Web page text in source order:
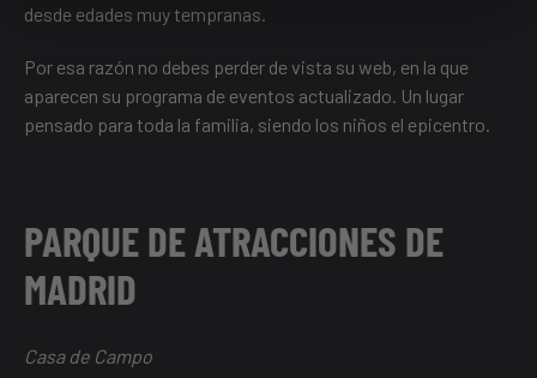
desde edades muy tempranas.
Por esa razón no debes perder de vista su web, en la que
aparecen su programa de eventos actualizado. Un lugar
pensado para toda la familia, siendo los niños el epicentro.
PARQUE DE ATRACCIONES DE
MADRID
Casa de Campo